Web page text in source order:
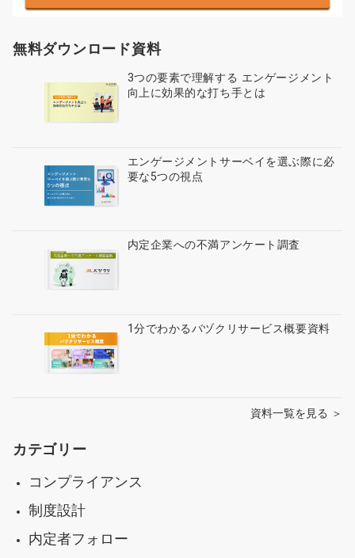
無料ダウンロード資料
3つの要素で理解する エンゲージメント
向上に効果的な打ち手とは
エンゲージメントサーベイを選ぶ際に必
要な5つの視点
内定企業への不満アンケート調査
1分でわかるバヅクリサービス概要資料
資料一覧を見る ＞
カテゴリー
コンプライアンス
制度設計
内定者フォロー